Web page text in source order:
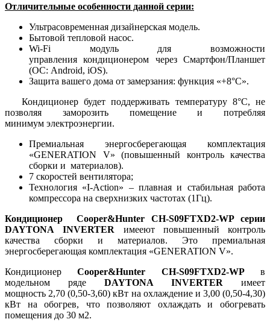
Отличительные особенности данной серии:
Ультрасовременная дизайнерская модель.
Бытовой тепловой насос.
Wi-Fi модуль для возможности
управления кондиционером через Смартфон/Планшет
(ОС: Android, iOS).
Защита вашего дома от замерзания: функция «+8°С».
Кондиционер будет поддерживать температуру 8°С, не
позволяя заморозить помещение и потребляя
минимум электроэнергии.
Премиальная энергосберегающая комплектация
«GENERATION V» (повышенный контроль качества
сборки и материалов).
7 скоростей вентилятора;
Технология «I-Action» – плавная и стабильная работа
компрессора на сверхнизких частотах (1Гц).
Кондиционер Cooper&Hunter CH-S09FTXD2-WP серии
DAYTONA
INVERTER имееют повышенный контроль
качества сборки и материалов. Это премиальная
энергосберегающая комплектация «GENERATION V».
КондиционерCooper&Hunter CH-S09FTXD2-WPв
модельном ряде DAYTONA INVERTER имеет
мощность 2,70 (0,50-3,60) кВт на охлаждение и 3,00 (0,50-4,30)
кВт на обогрев, что позволяют охлаждать и обогревать
помещения до 30 м2.